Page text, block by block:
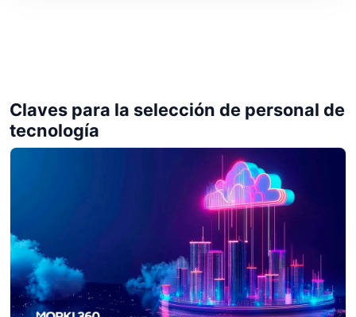
Claves para la selección de personal de
tecnología